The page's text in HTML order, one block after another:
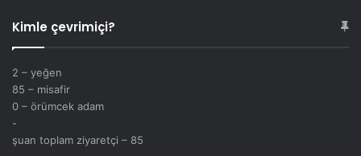
Kimle çevrimiçi?
2 – yeğen
85 – misafir
0 – örümcek adam
-
şuan toplam ziyaretçi – 85